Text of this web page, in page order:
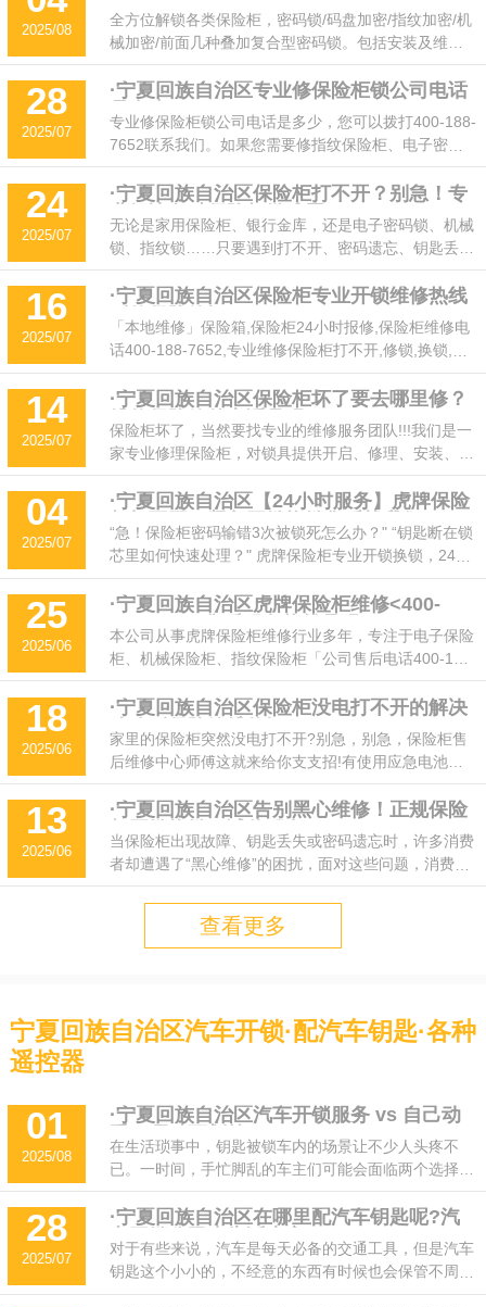
话题，教你如何正确处理保险箱钥匙丢失的情况，以及
找到靠谱的正规备案开锁服务。
2025/08
种类型保险箱锁，24小时服务！
全方位解锁各类保险柜，密码锁/码盘加密/指纹加密/机
械加密/前面几种叠加复合型密码锁。包括安装及维
修，更换锁体锁芯等快捷服务，24小时上门开锁维修，
正规，安全放心!
28
2025/07
·宁夏回族自治区专业修保险柜锁公司电话
是多少
专业修保险柜锁公司电话是多少，您可以拨打400-188-
7652联系我们。如果您需要修指纹保险柜、电子密码
锁保险柜、机械密码锁保险柜，保险柜锁，请随时联系
我们!
24
2025/07
·宁夏回族自治区保险柜打不开？别急！专
业解决各种保险柜锁难题！
无论是家用保险柜、银行金库，还是电子密码锁、机械
锁、指纹锁……只要遇到打不开、密码遗忘、钥匙丢
失、系统故障等问题，我们提供24小时专业保险柜开锁
服务，快速上门电话400-188-7652，无损开启，保障
您的财产安全！
16
2025/07
·宁夏回族自治区保险柜专业开锁维修热线
〔修保险箱〕
「本地维修」保险箱,保险柜24小时报修,保险柜维修电
话400-188-7652,专业维修保险柜打不开,修锁,换锁,已
备案完善的开锁公司,工程师上门服务,收费低,随叫随
到,15分钟即可上门解决!
14
2025/07
·宁夏回族自治区保险柜坏了要去哪里修？
维修保险箱的电话号码
保险柜坏了，当然要找专业的维修服务团队!!!我们是一
家专业修理保险柜，对锁具提供开启、修理、安装、调
换密码、配制钥匙、更换锁芯、电池更换的全方位服务
公司，维修保险箱的电话号码「400-188-7652」，价
格便宜透明，师傅专业技术过硬，服务态度好，7*24小
时上门服务，来电预约有优惠!
04
2025/07
·宁夏回族自治区【24小时服务】虎牌保险
柜打不开？紧急开锁换锁售后找我们！
“急！保险柜密码输错3次被锁死怎么办？" “钥匙断在锁
芯里如何快速处理？" 虎牌保险柜专业开锁换锁，24小
时响应，快速解决您的燃眉之急！电话：400-188-
7652，随叫随到！
25
2025/06
·宁夏回族自治区虎牌保险柜维修<400-
188-7652>售后服务热线号码
本公司从事虎牌保险柜维修行业多年，专注于电子保险
柜、机械保险柜、指纹保险柜「公司售后电话400-188-
7652」杜绝黑维修，我们凭借精湛的技术，认真，热
忱，负责的态度服务于各类客户，我们将以周到的服
务，为您排忧解难!
18
2025/06
·宁夏回族自治区保险柜没电打不开的解决
攻略〔保险箱维修〕
家里的保险柜突然没电打不开?别急，别急，保险柜售
后维修中心师傅这就来给你支支招!有使用应急电池
盒、使用外接电源、使用应急钥匙、寻求专业帮助这些
解决方法，保证让你的保险柜重新“活力满满”!
13
2025/06
·宁夏回族自治区告别黑心维修！正规保险
柜开锁换锁，诚信服务！
当保险柜出现故障、钥匙丢失或密码遗忘时，许多消费
者却遭遇了“黑心维修”的困扰，面对这些问题，消费者
如何避免被坑？选择正规、专业、诚信的保险柜开锁换
查看更多
宁夏回族自治区汽车开锁·配汽车钥匙·各种
遥控器
01
2025/08
·宁夏回族自治区汽车开锁服务 vs 自己动
手，哪种更划算？
在生活琐事中，钥匙被锁车内的场景让不少人头疼不
已。一时间，手忙脚乱的车主们可能会面临两个选择：
要么联系专业汽车开锁服务;要么想办法自己动手解决
问题。这两种方法哪种更划算、更省事?今天专业开锁
公司师傅就从费用、时间、风险和实用性多个角度，给
大家好好分析一番。
28
2025/07
·宁夏回族自治区在哪里配汽车钥匙呢?汽
车开锁公司来告诉大家!
对于有些来说，汽车是每天必备的交通工具，但是汽车
钥匙这个小小的，不经意的东西有时候也会保管不周，
那么当我们汽车钥匙丢了怎么办呢?在哪里配汽车钥匙